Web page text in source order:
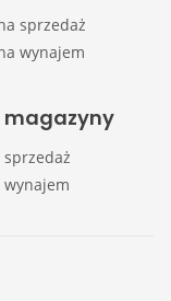
sprzedaż
wynajem
magazyny
sprzedaż
wynajem